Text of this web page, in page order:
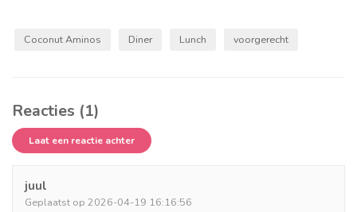
Coconut Aminos Diner Lunch voorgerecht
Reacties (1)
Laat een reactie achter
juul
Geplaatst op 2026-04-19 16:16:56